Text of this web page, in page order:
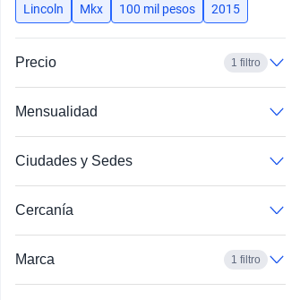
Busca por año
Lincoln Mkx 100 mil pesos 2015
Precio 1 filtro
Mensualidad
Ciudades y Sedes
Cercanía
Marca 1 filtro